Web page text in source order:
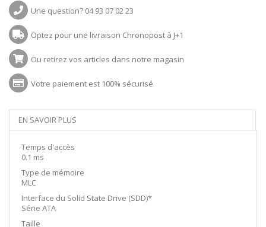
Une question? 04 93 07 02 23
Optez pour une livraison Chronopost à J+1
Ou retirez vos articles dans notre magasin
Votre paiement est 100% sécurisé
EN SAVOIR PLUS
Temps d'accès
0.1 ms
Type de mémoire
MLC
Interface du Solid State Drive (SDD)*
Série ATA
Taille